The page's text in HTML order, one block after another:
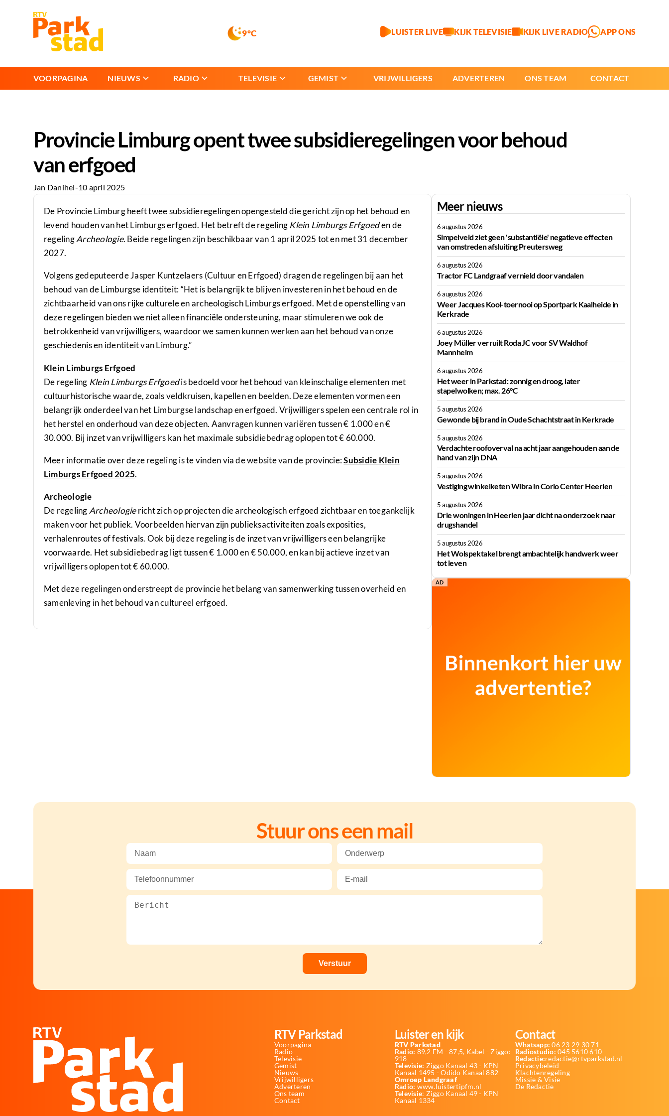
9°C LUISTER LIVE KIJK TELEVISIE KIJK LIVE RADIO APP ONS
VOORPAGINA NIEUWS RADIO TELEVISIE GEMIST VRIJWILLIGERS ADVERTEREN ONS TEAM CONTACT
Provincie Limburg opent twee subsidieregelingen voor behoud
van erfgoed
Jan Danihel-10 april 2025
De Provincie Limburg heeft twee subsidieregelingen opengesteld die gericht zijn op het behoud en
levend houden van het Limburgs erfgoed. Het betreft de regelingKlein Limburgs Erfgoeden de
regelingArcheologie. Beide regelingen zijn beschikbaar van 1 april 2025 tot en met 31 december
2027.
Volgens gedeputeerde Jasper Kuntzelaers (Cultuur en Erfgoed) dragen de regelingen bij aan het
behoud van de Limburgse identiteit: “Het is belangrijk te blijven investeren in het behoud en de
zichtbaarheid van ons rijke culturele en archeologisch Limburgs erfgoed. Met de openstelling van
deze regelingen bieden we niet alleen financiële ondersteuning, maar stimuleren we ook de
betrokkenheid van vrijwilligers, waardoor we samen kunnen werken aan het behoud van onze
geschiedenis en identiteit van Limburg.”
Klein Limburgs Erfgoed
De regeling Klein Limburgs Erfgoedis bedoeld voor het behoud van kleinschalige elementen met
cultuurhistorische waarde, zoals veldkruisen, kapellen en beelden. Deze elementen vormen een
belangrijk onderdeel van het Limburgse landschap en erfgoed. Vrijwilligers spelen een centrale rol in
het herstel en onderhoud van deze objecten. Aanvragen kunnen variëren tussen € 1.000 en €
30.000. Bij inzet van vrijwilligers kan het maximale subsidiebedrag oplopen tot € 60.000.
Meer informatie over deze regeling is te vinden via de website van de provincie:Subsidie Klein
Limburgs Erfgoed 2025.
Archeologie
De regeling Archeologiericht zich op projecten die archeologisch erfgoed zichtbaar en toegankelijk
maken voor het publiek. Voorbeelden hiervan zijn publieksactiviteiten zoals exposities,
verhalenroutes of festivals. Ook bij deze regeling is de inzet van vrijwilligers een belangrijke
voorwaarde. Het subsidiebedrag ligt tussen € 1.000 en € 50.000, en kan bij actieve inzet van
vrijwilligers oplopen tot € 60.000.
Met deze regelingen onderstreept de provincie het belang van samenwerking tussen overheid en
samenleving in het behoud van cultureel erfgoed.
Meer nieuws
6 augustus 2026
Simpelveld ziet geen 'substantiële' negatieve effecten
van omstreden afsluiting Preutersweg
6 augustus 2026
Tractor FC Landgraaf vernield door vandalen
6 augustus 2026
Weer Jacques Kool-toernooi op Sportpark Kaalheide in
Kerkrade
6 augustus 2026
Joey Müller verruilt Roda JC voor SV Waldhof
Mannheim
6 augustus 2026
Het weer in Parkstad: zonnig en droog, later
stapelwolken; max. 26°C
5 augustus 2026
Gewonde bij brand in Oude Schachtstraat in Kerkrade
5 augustus 2026
Verdachte roofoverval na acht jaar aangehouden aan de
hand van zijn DNA
5 augustus 2026
Vestiging winkelketen Wibra in Corio Center Heerlen
5 augustus 2026
Drie woningen in Heerlen jaar dicht na onderzoek naar
drugshandel
5 augustus 2026
Het Wolspektakel brengt ambachtelijk handwerk weer
tot leven
AD
Stuur ons een mail
RTV Parkstad
Voorpagina
Radio
Televisie
Gemist
Nieuws
Vrijwilligers
Adverteren
Ons team
Contact
Luister en kijk
RTV Parkstad
Radio: 89,2 FM - 87,5, Kabel - Ziggo:
918
Televisie: Ziggo Kanaal 43 - KPN
Kanaal 1495 - Odido Kanaal 882
Omroep Landgraaf
Radio: www.luistertipfm.nl
Televisie: Ziggo Kanaal 49 - KPN
Kanaal 1334
Contact
Whatsapp: 06 23 29 30 71
Radiostudio: 045 5610 610
Redactie:redactie@rtvparkstad.nl
Privacybeleid
Klachtenregeling
Missie & Visie
De Redactie